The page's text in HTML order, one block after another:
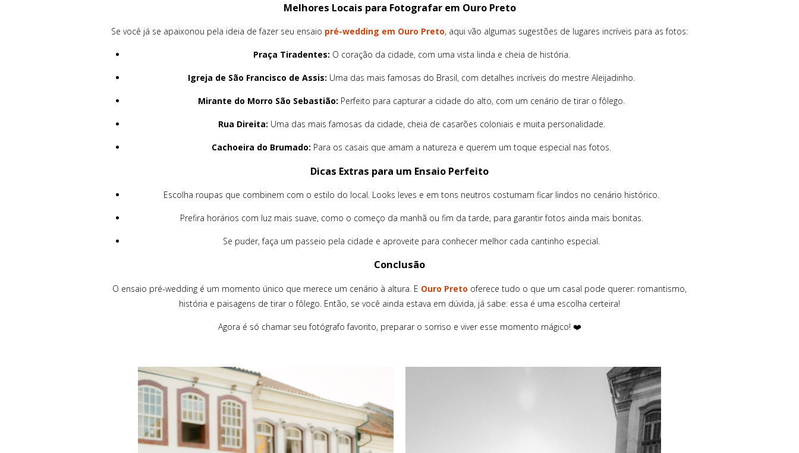
Melhores Locais para Fotografar em Ouro Preto
Se você já se apaixonou pela ideia de fazer seu ensaio pré-wedding em Ouro Preto, aqui vão algumas sugestões de lugares incríveis para as fotos:
Praça Tiradentes: O coração da cidade, com uma vista linda e cheia de história.
Igreja de São Francisco de Assis: Uma das mais famosas do Brasil, com detalhes incríveis do mestre Aleijadinho.
Mirante do Morro São Sebastião: Perfeito para capturar a cidade do alto, com um cenário de tirar o fôlego.
Rua Direita: Uma das mais famosas da cidade, cheia de casarões coloniais e muita personalidade.
Cachoeira do Brumado: Para os casais que amam a natureza e querem um toque especial nas fotos.
Dicas Extras para um Ensaio Perfeito
Escolha roupas que combinem com o estilo do local. Looks leves e em tons neutros costumam ficar lindos no cenário histórico.
Prefira horários com luz mais suave, como o começo da manhã ou fim da tarde, para garantir fotos ainda mais bonitas.
Se puder, faça um passeio pela cidade e aproveite para conhecer melhor cada cantinho especial.
Conclusão
O ensaio pré-wedding é um momento único que merece um cenário à altura. E Ouro Preto oferece tudo o que um casal pode querer: romantismo,
história e paisagens de tirar o fôlego. Então, se você ainda estava em dúvida, já sabe: essa é uma escolha certeira!
Agora é só chamar seu fotógrafo favorito, preparar o sorriso e viver esse momento mágico! ❤️